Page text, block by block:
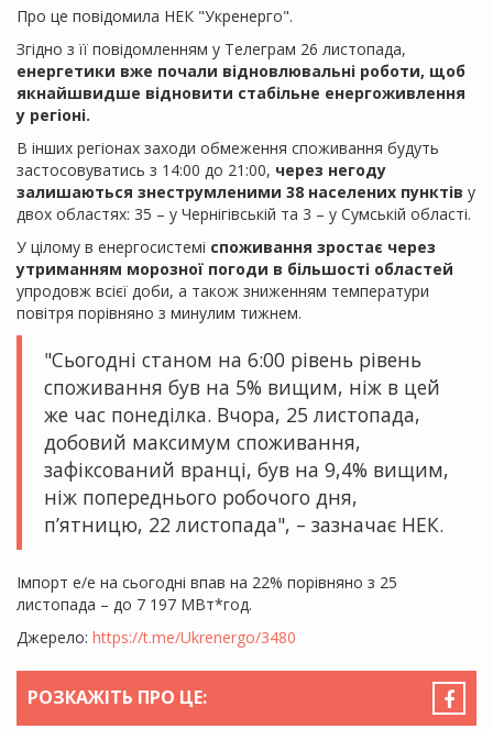
Про це повідомила НЕК "Укренерго".
Згідно з її повідомленням у Телеграм 26 листопада,
енергетики вже почали відновлювальні роботи, щоб
якнайшвидше відновити стабільне енергоживлення
у регіоні.
В інших регіонах заходи обмеження споживання будуть
застосовуватись з 14:00 до 21:00, через негоду
залишаються знеструмленими 38 населених пунктів у
двох областях: 35 – у Чернігівській та 3 – у Сумській області.
У цілому в енергосистемі споживання зростає через
утриманням морозної погоди в більшості областей
упродовж всієї доби, а також зниженням температури
повітря порівняно з минулим тижнем.
"Сьогодні станом на 6:00 рівень рівень
споживання був на 5% вищим, ніж в цей
же час понеділка. Вчора, 25 листопада,
добовий максимум споживання,
зафіксований вранці, був на 9,4% вищим,
ніж попереднього робочого дня,
п’ятницю, 22 листопада", – зазначає НЕК.
Імпорт е/е на сьогодні впав на 22% порівняно з 25
листопада – до 7 197 МВт*год.
Джерело: https://t.me/Ukrenergo/3480
РОЗКАЖІТЬ ПРО ЦЕ: